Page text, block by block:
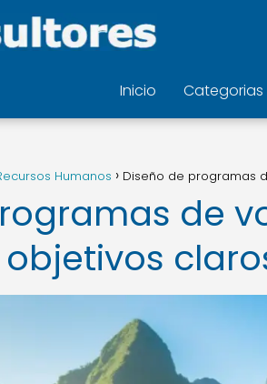
Inicio Categorias
Humanos Diseño de programas
de